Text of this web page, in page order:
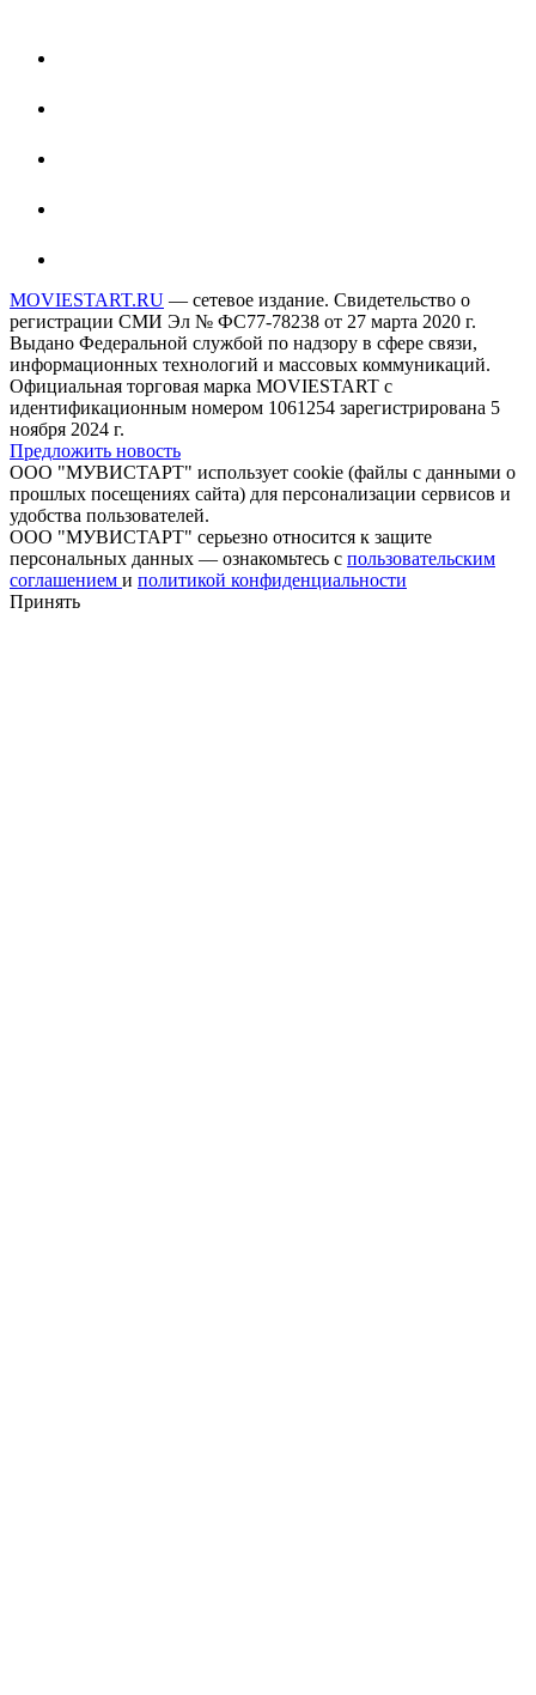
MOVIESTART.RU — сетевое издание. Свидетельство о
регистрации СМИ Эл № ФС77-78238 от 27 марта 2020 г.
Выдано Федеральной службой по надзору в сфере связи,
информационных технологий и массовых коммуникаций.
Официальная торговая марка MOVIESTART с
идентификационным номером 1061254 зарегистрирована 5
ноября 2024 г.
Предложить новость
ООО "МУВИСТАРТ" использует cookie (файлы с данными о
прошлых посещениях сайта) для персонализации сервисов и
удобства пользователей.
ООО "МУВИСТАРТ" серьезно относится к защите
персональных данных — ознакомьтесь с пользовательским
соглашением и политикой конфиденциальности
Принять